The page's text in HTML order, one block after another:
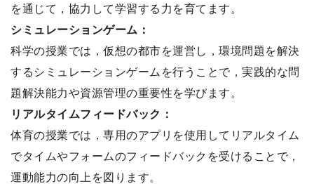
を通じて，協力して学習する力を育てます。
シミュレーションゲーム：
科学の授業では，仮想の都市を運営し，環境問題を解決
するシミュレーションゲームを行うことで，実践的な問
題解決能力や資源管理の重要性を学びます。
リアルタイムフィードバック：
体育の授業では，専用のアプリを使用してリアルタイム
でタイムやフォームのフィードバックを受けることで，
運動能力の向上を図ります。